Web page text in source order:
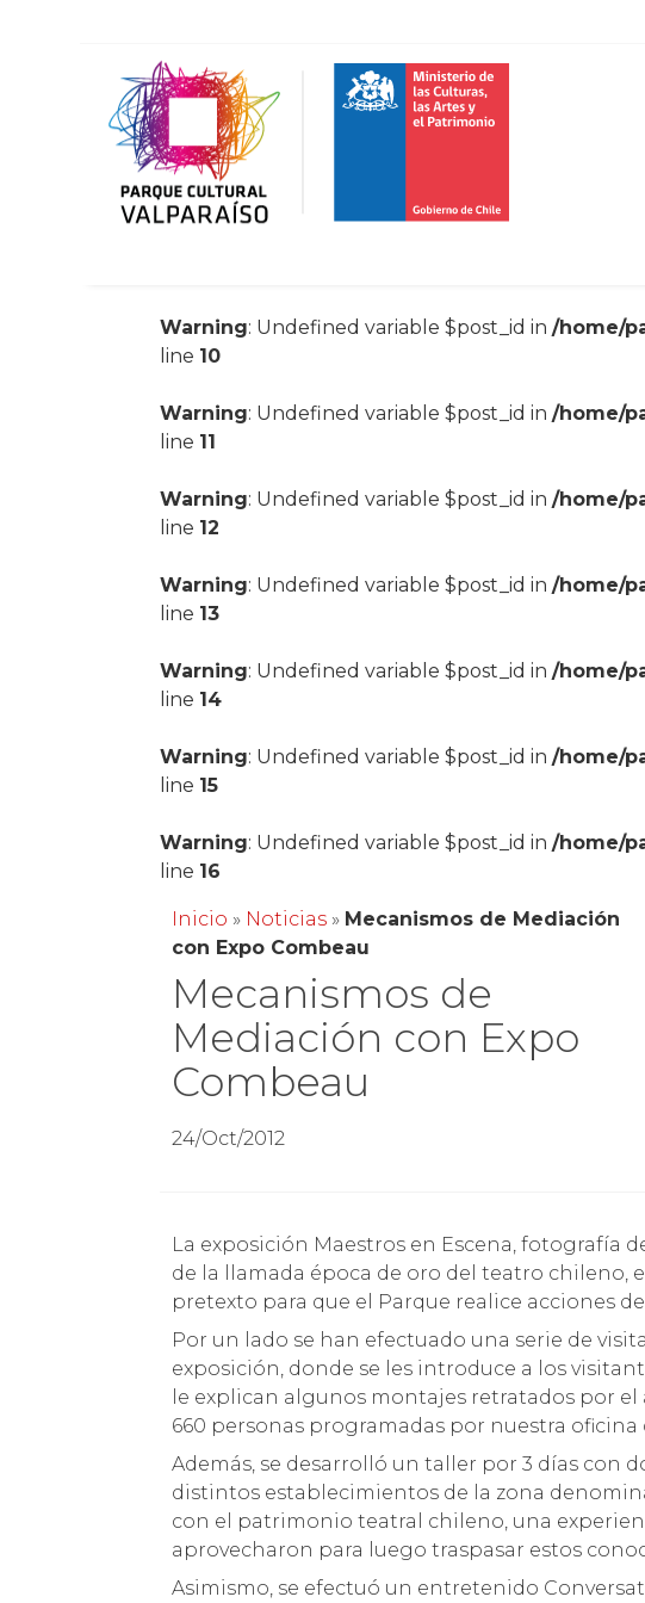
Warning: Undefined variable $post_id in/home/
line 10
Warning: Undefined variable $post_id in/home/
line 11
Warning: Undefined variable $post_id in/home/
line 12
Warning: Undefined variable $post_id in/home/
line 13
Warning: Undefined variable $post_id in/home/
line 14
Warning: Undefined variable $post_id in/home/
line 15
Warning: Undefined variable $post_id in/home/
line 16
Inicio » Noticias » Mecanismos de Mediación
con Expo Combeau
Mecanismos de
Mediación con Expo
Combeau
24/Oct/2012
La exposición Maestros en Escena, fotografía de René Combeau, que reúne imágenes
de la llamada época de oro del teatro chileno,
pretexto para que el Parque realice acciones
Por un lado se han efectuado una serie de
exposición, donde se les introduce a los
le explican algunos montajes retratados por
660 personas programadas por nuestra oficina
Además, se desarrolló un taller por 3 días con
distintos establecimientos de la zona
con el patrimonio teatral chileno, una
aprovecharon para luego traspasar estos
Asimismo, se efectuó un entretenido